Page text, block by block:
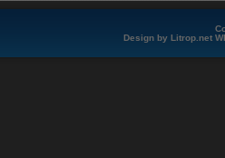
Design by Litrop.net